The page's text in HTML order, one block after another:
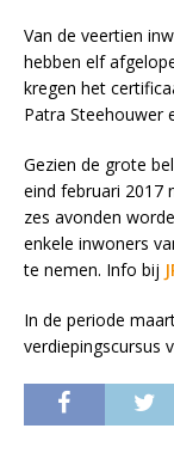
Van de veertien
hebben elf
kregen het
Patra Steehouwer
Gezien de grote
eind februari 2017
zes avonden
enkele inwoners
te nemen. Info bij
In de periode
verdiepingscursus